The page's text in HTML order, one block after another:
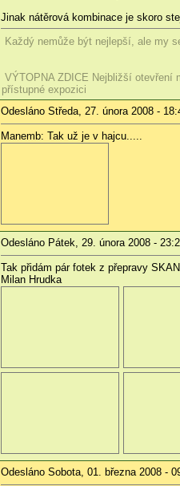
Jinak nátěrová kombinace je skoro
Každý nemůže být nejlepší, ale my
VÝTOPNA ZDICE Nejbližší otevření
přístupné expozici
Odesláno Středa, 27. února 2008 -
Manemb: Tak už je v hajcu.....
Odesláno Pátek, 29. února 2008 -
Tak přidám pár fotek z přepravy
Milan Hrudka
Odesláno Sobota, 01. března 2008 -